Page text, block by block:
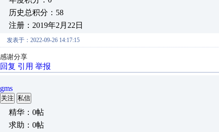
历史总积分：58
注册：2019年2月22日
发表于：2022-09-26 14:17:15
感谢分享
回复 引用 举报
gms
关注 私信
精华：0帖
求助：0帖